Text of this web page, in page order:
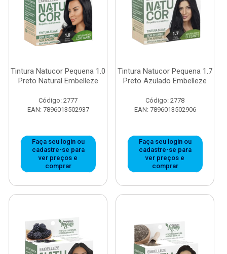
Tintura Natucor Pequena 1.0
Preto Natural Embelleze
Código: 2777
EAN: 7896013502937
Faça seu login ou
cadastre-se para
ver preços e
comprar
Tintura Natucor Pequena 1.7
Preto Azulado Embelleze
Código: 2778
EAN: 7896013502906
Faça seu login ou
cadastre-se para
ver preços e
comprar